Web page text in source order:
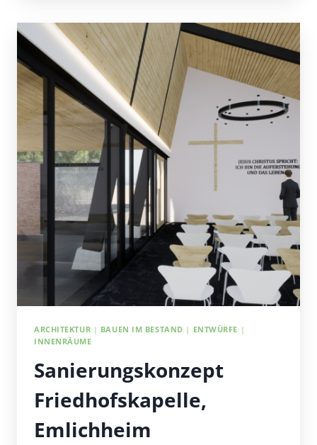
ARCHITEKTUR | BAUEN IM BESTAND | ENTWÜRFE |
INNENRÄUME
Sanierungskonzept
Friedhofskapelle,
Emlichheim